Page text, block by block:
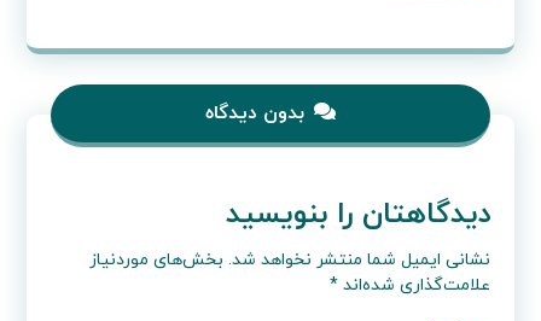
بدون دیدگاه
دیدگاهتان را بنویسید
نشانی ایمیل شما منتشر نخواهد شد. بخش‌های موردنیاز
علامت‌گذاری شده‌اند*